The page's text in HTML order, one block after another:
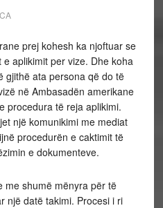
prej kohesh ka njoftuar se
aplikimit per vize. Dhe koha
gjithë ata persona që do të
në Ambasadën amerikane
procedura të reja aplikimi.
një komunikimi me mediat
procedurën e caktimit të
e dokumenteve.
me shumë mënyra për të
një datë takimi. Procesi i ri